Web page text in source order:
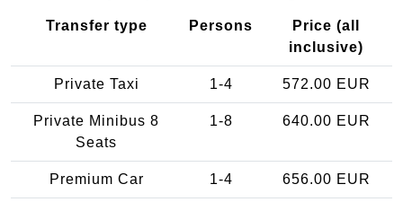
Transfer type Persons
Price (all
inclusive)
Private Taxi 1-4 572.00 EUR
Private Minibus 8
Seats
1-8 640.00 EUR
Premium Car 1-4 656.00 EUR